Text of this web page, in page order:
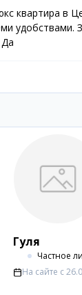
квартира в
удобствами.
Гуля
Частное
На сайте с